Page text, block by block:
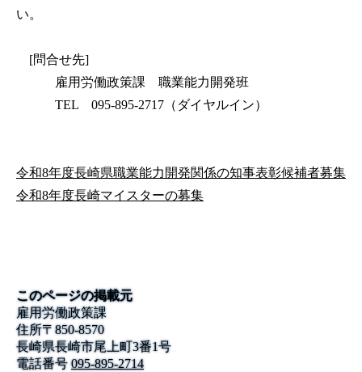
い。
[問合せ先]
雇用労働政策課 職業能力開発班
TEL 095-895-2717（ダイヤルイン）
令和8年度長崎県職業能力開発関係の知事表彰候補者募集
令和8年度長崎マイスターの募集
このページの掲載元
雇用労働政策課
住所〒850-8570
長崎県長崎市尾上町3番1号
電話番号 095-895-2714